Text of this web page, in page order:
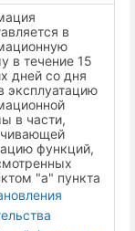
в
в течение 15
дней со дня
эксплуатацию
в части,
функций,
"а" пункта